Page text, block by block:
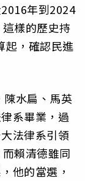
年到2024
樣的歷史持
起，確認民進
陳水扁、馬英
系畢業，過
法律系引領
賴清德雖同
他的當選，